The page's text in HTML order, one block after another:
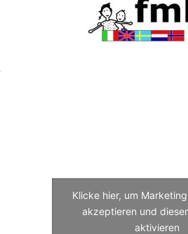
Klicke hier, um
akzeptieren und
aktivieren